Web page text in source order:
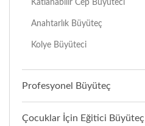
Katlanabilir Cep Büyüteci
Anahtarlık Büyüteç
Kolye Büyüteci
Profesyonel Büyüteç
Çocuklar İçin Eğitici Büyüteç